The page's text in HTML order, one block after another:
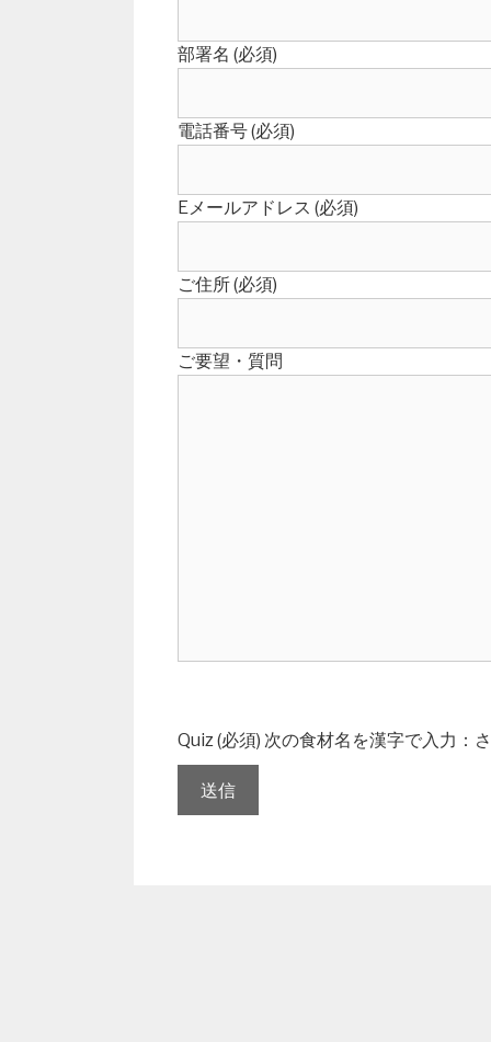
部署名 (必須)
電話番号 (必須)
Eメールアドレス (必須)
ご住所 (必須)
ご要望・質問
Quiz (必須) 次の食材名を漢字で入力：